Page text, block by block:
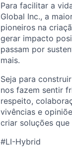
Para facilitar a
Global Inc., a
pioneiros na
gerar impacto
passam por
mais.
Seja para
nos fazem sentir
respeito,
vivências e
criar soluções
#LI-Hybrid